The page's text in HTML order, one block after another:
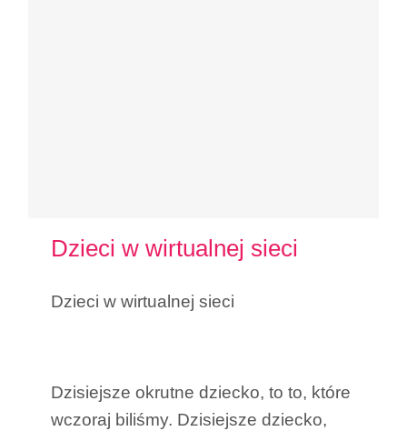
Dzieci w wirtualnej sieci
Dzieci w wirtualnej sieci
Dzisiejsze mądre dziecko,
to to, które wczoraj
Dzisiejsze okrutne dziecko, to to, które
wczoraj biliśmy. Dzisiejsze dziecko,